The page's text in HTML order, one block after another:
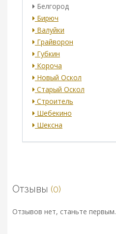
Белгород
Бирюч
Валуйки
Грайворон
Губкин
Короча
Новый Оскол
Старый Оскол
Строитель
Шебекино
Шексна
Отзывы (0)
Отзывов нет, станьте первым.